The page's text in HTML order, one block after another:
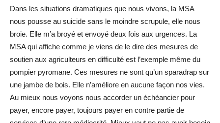
Dans les situations dramatiques que nous vivons, la MSA
nous pousse au suicide sans le moindre scrupule, elle nous
broie. Elle m’a broyé et envoyé deux fois aux urgences. La
MSA qui affiche comme je viens de le dire des mesures de
soutien aux agriculteurs en difficulté est l’exemple même du
pompier pyromane. Ces mesures ne sont qu’un sparadrap sur
une jambe de bois. Elle n’améliore en aucune façon nos vies.
Au mieux nous voyons nous accorder un échéancier pour
payer, encore payer, toujours payer en contre partie de